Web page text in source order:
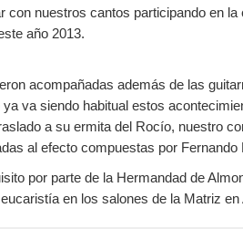
con nuestros cantos participando en
año 2013.
acompañadas además de las
va siendo habitual estos
a su ermita del Rocío, nuestro
al efecto compuestas por Fernando
por parte de la Hermandad de
en los salones de la Matriz en